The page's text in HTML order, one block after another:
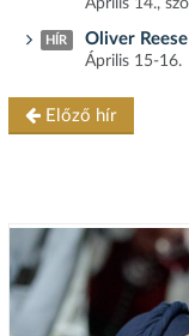
HÍR Oliver
Április 15-16.
Előző hír